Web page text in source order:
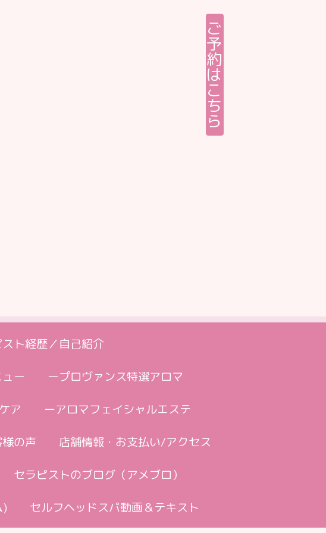
ご
予
約
は
こ
ち
ら
ト経歴／自己紹介
ー ープロヴァンス特選アロマ
ア ーアロマフェイシャルエステ
の声 店舗情報・お支払い/アクセス
セラピストのブログ（アメブロ）
) セルフヘッドスパ動画＆テキスト